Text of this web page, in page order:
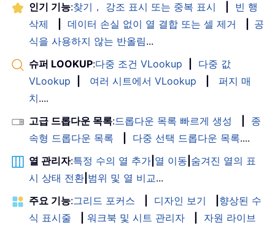
인기 기능:찾기， 강조 표시 또는 중복 표시
빈 행
삭제
데이터 손실 없이 열 결합 또는 셀 제거
공
식을 사용하지 않는 반올림...
슈퍼 LOOKUP:다중 조건 VLookup
다중 값
VLookup
여러 시트에서 VLookup
퍼지 매
치....
고급 드롭다운 목록:드롭다운 목록 빠르게 생성
종
속형 드롭다운 목록
다중 선택 드롭다운 목록....
열 관리자:특정 수의 열 추가 열 이동 숨겨진 열의 표
시 상태 전환 범위 및 열 비교...
주요 기능:그리드 포커스 디자인 보기
향상된 수
식 표시줄
워크북 및 시트 관리자
자원 라이브